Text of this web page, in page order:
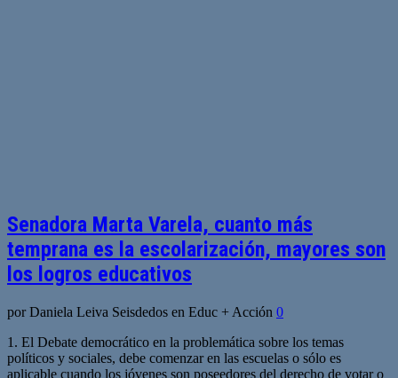
Senadora Marta Varela, cuanto más
temprana es la escolarización, mayores son
los logros educativos
por Daniela Leiva Seisdedos en Educ + Acción 0
1. El Debate democrático en la problemática sobre los temas
políticos y sociales, debe comenzar en las escuelas o sólo es
aplicable cuando los jóvenes son poseedores del derecho de votar o